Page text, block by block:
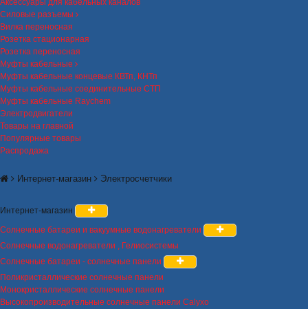
Аксессуары для кабельных каналов
Силовые разъемы
Вилка переносная
Розетка стационарная
Розетка переносная
Муфты кабельные
Муфты кабельные концевые КВТп, КНТп
Муфты кабельные соединительные СТП
Муфты кабельные Raychem
Электродвигатели
Товары на главной
Популярные товары
Распродажа
Интернет-магазин Электросчетчики
Интернет-магазин
Солнечные батареи и вакуумные водонагреватели
Солнечные водонагреватели , Гелиосистемы
Солнечные батареи - солнечные панели
Поликристаллические солнечные панели
Монокристаллические солнечные панели
Высокопроизводительные солнечные панели Calyxo